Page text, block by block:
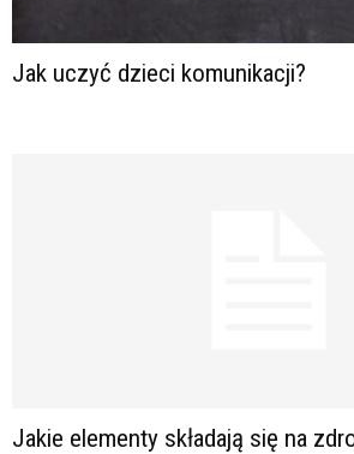
Jak uczyć dzieci komunikacji?
Jakie elementy składają się na